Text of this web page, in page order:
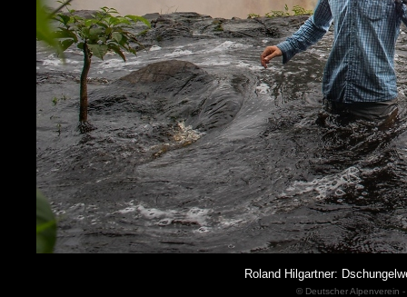
Roland Hilgartner:
© Deutscher Alpenverein